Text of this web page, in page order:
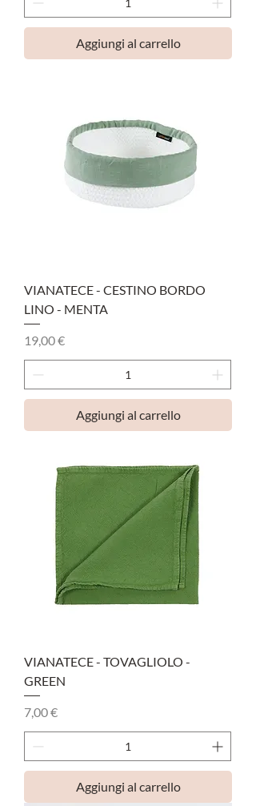
Aggiungi al carrello
VIANATECE - CESTINO BORDO
LINO - MENTA
Prezzo
19,00 €
Aggiungi al carrello
VIANATECE - TOVAGLIOLO -
GREEN
Prezzo
7,00 €
Aggiungi al carrello